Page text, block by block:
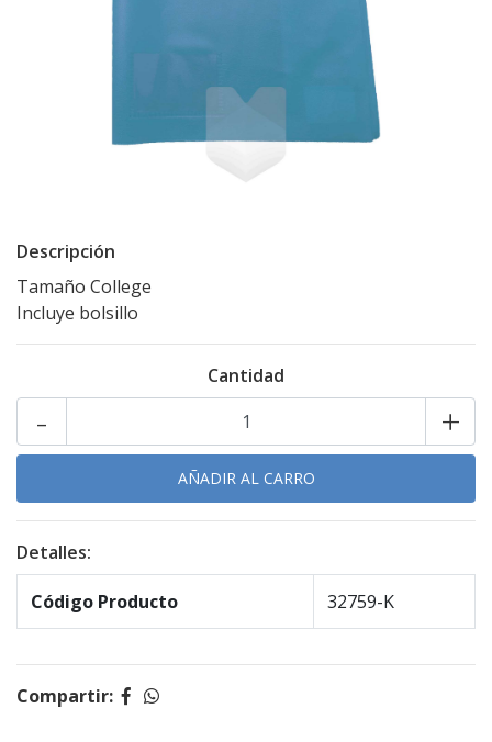
Descripción
Tamaño College
Incluye bolsillo
Cantidad
+
-
Detalles:
Código Producto 32759-K
Compartir: